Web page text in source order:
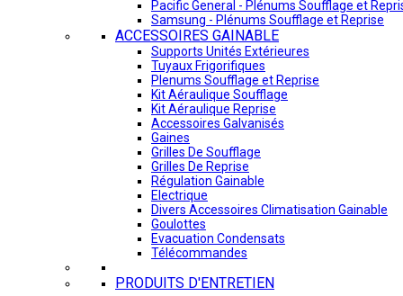
Pacific General - Plénums Soufflage et
Samsung - Plénums Soufflage et Reprise
ACCESSOIRES GAINABLE
Supports Unités Extérieures
Tuyaux Frigorifiques
Plenums Soufflage et Reprise
Kit Aéraulique Soufflage
Kit Aéraulique Reprise
Accessoires Galvanisés
Gaines
Grilles De Soufflage
Grilles De Reprise
Régulation Gainable
Electrique
Divers Accessoires Climatisation Gainable
Goulottes
Evacuation Condensats
Télécommandes
PRODUITS D'ENTRETIEN